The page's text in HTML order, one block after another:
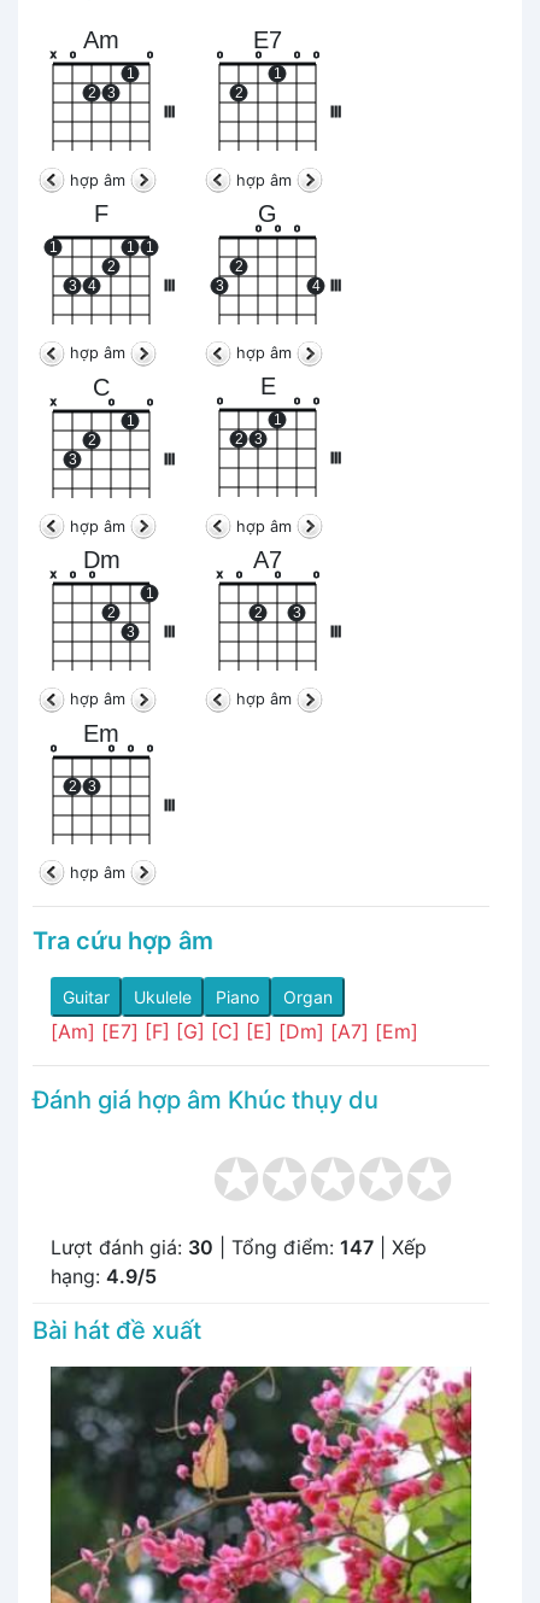
Am
x o
2 3
1
o
hợp âm
E7
o
2
o
1
o o
hợp âm
F
III
1
3 4
2
1 1
hợp âm
G
3
2
o o o
4
hợp âm
C
III
x
3
2
o
1
o
hợp âm
E
o
2 3
1
o o
hợp âm
Dm
III
x o o
2
3
1
hợp âm
A7
x o
2
o
3
o
hợp âm
Em
III
o
2 3
o o o
hợp âm
Tra cứu hợp âm
Guitar Ukulele Piano Organ
[Am] [E7] [F] [G] [C] [E] [Dm] [A7] [Em]
Đánh giá hợp âm Khúc thụy du
Lượt đánh giá: 30 | Tổng điểm: 147 | Xếp
hạng: 4.9/5
Bài hát đề xuất